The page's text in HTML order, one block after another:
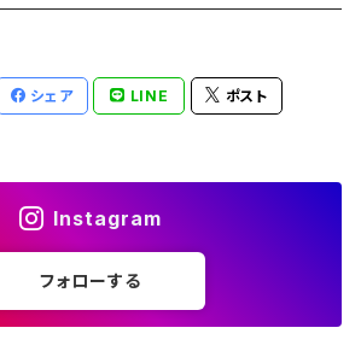
シェア LINE ポスト
Instagram
フォローする